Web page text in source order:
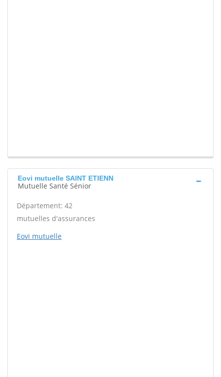
Eovi mutuelle SAINT ETIENN
Mutuelle Santé Sénior
Département: 42
mutuelles d'assurances
Eovi mutuelle